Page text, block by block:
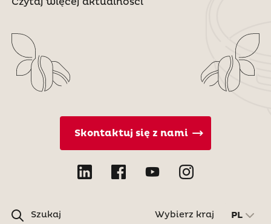
Szukaj
Skontaktuj się z nami
Wybierz kraj PL